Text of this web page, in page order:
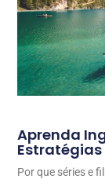
Aprenda
Por que séries e